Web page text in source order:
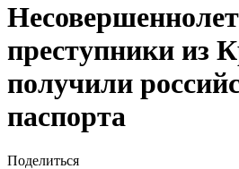
преступники из
получили
паспорта
Поделиться